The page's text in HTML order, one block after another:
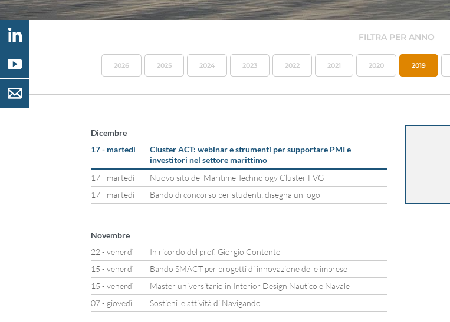
FILTRA PER ANNO
2026 2025 2024 2023 2022 2021 2020 2019
Dicembre
17 - martedì
Cluster ACT: webinar e strumenti per supportare PMI e
investitori nel settore marittimo
17 - martedì
Nuovo sito del Maritime Technology Cluster FVG
17 - martedì
Bando di concorso per studenti: disegna un logo
Novembre
22 - venerdì
In ricordo del prof. Giorgio Contento
15 - venerdì
Bando SMACT per progetti di innovazione delle imprese
15 - venerdì
Master universitario in Interior Design Nautico e Navale
07 - giovedì
Sostieni le attività di Navigando